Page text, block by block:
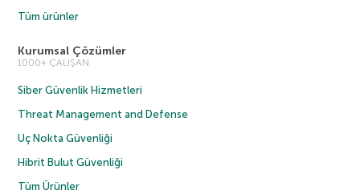
Tüm ürünler
Kurumsal Çözümler
1000+ ÇALIŞAN
Siber Güvenlik Hizmetleri
Threat Management and Defense
Uç Nokta Güvenliği
Hibrit Bulut Güvenliği
Tüm Ürünler